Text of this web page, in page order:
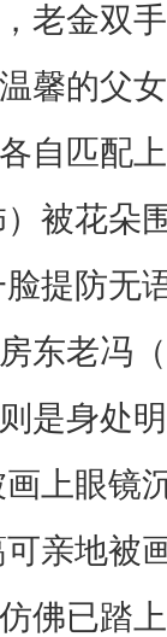
老金双
馨的父
自匹配
）被花朵
提防无
东老冯
是身处
上眼镜
亲地被
佛已踏